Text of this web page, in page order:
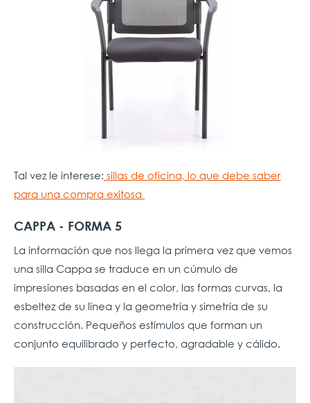
Tal vez le interese: sillas de oficina, lo que debe saber
para una compra exitosa
CAPPA - FORMA 5
La información que nos llega la primera vez que vemos
una silla Cappa se traduce en un cúmulo de
impresiones basadas en el color, las formas curvas, la
esbeltez de su línea y la geometría y simetría de su
construcción. Pequeños estímulos que forman un
conjunto equilibrado y perfecto, agradable y cálido.